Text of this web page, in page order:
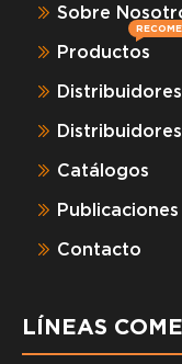
Sobre
Productos
Catálogos
Publicaciones
Contacto
LÍNEAS